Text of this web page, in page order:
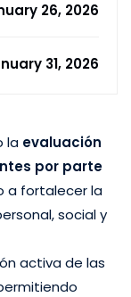
26, 2026
31, 2026
la evaluación
por parte
a fortalecer la
social y
activa de las